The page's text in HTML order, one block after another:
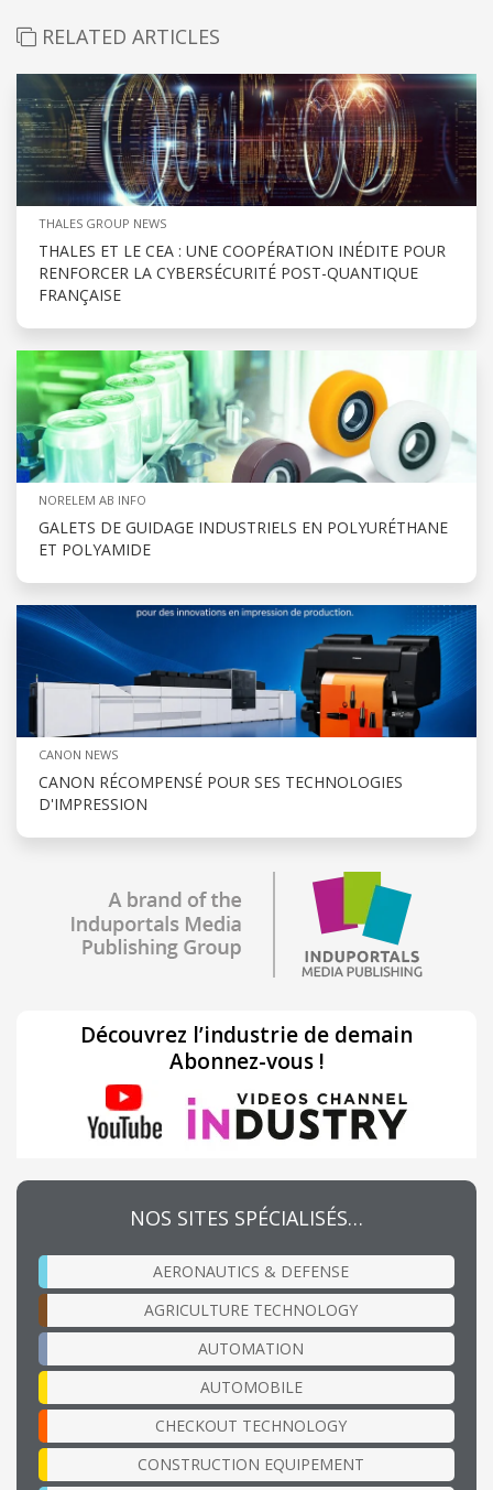
RELATED ARTICLES
THALES GROUP NEWS
THALES ET LE CEA : UNE COOPÉRATION INÉDITE POUR
RENFORCER LA CYBERSÉCURITÉ POST-QUANTIQUE
FRANÇAISE
NORELEM AB INFO
GALETS DE GUIDAGE INDUSTRIELS EN POLYURÉTHANE
ET POLYAMIDE
CANON NEWS
CANON RÉCOMPENSÉ POUR SES TECHNOLOGIES
D'IMPRESSION
Découvrez l’industrie de demain
Abonnez-vous !
NOS SITES SPÉCIALISÉS…
AERONAUTICS & DEFENSE
AGRICULTURE TECHNOLOGY
AUTOMATION
AUTOMOBILE
CHECKOUT TECHNOLOGY
CONSTRUCTION EQUIPEMENT